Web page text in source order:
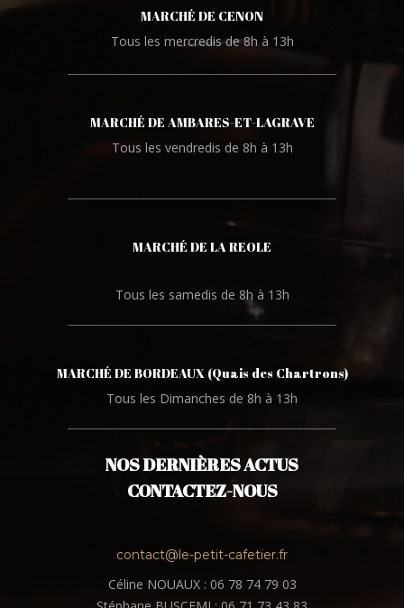
MARCHÉ DE CENON
Tous les mercredis de 8h à 13h
MARCHÉ DE AMBARES-ET-LAGRAVE
Tous les vendredis de 8h à 13h
MARCHÉ DE LA REOLE
Tous les samedis de 8h à 13h
MARCHÉ DE BORDEAUX (Quais des Chartrons)
Tous les Dimanches de 8h à 13h
NOS DERNIÈRES ACTUS
CONTACTEZ-NOUS
contact@le-petit-cafetier.fr
Céline NOUAUX : 06 78 74 79 03